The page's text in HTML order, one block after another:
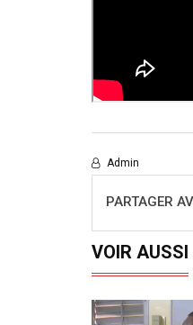
Admin
PARTAGER
VOIR AUSSI